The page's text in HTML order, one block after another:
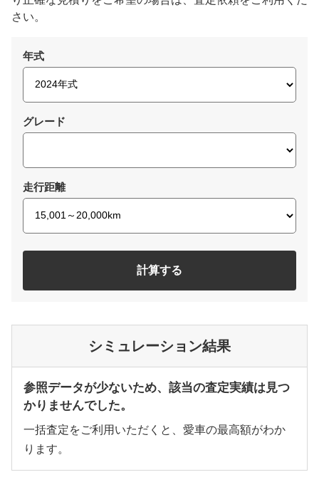
さい。
年式
グレード
走行距離
計算する
シミュレーション結果
参照データが少ないため、該当の査定実績は見つ
かりませんでした。
一括査定をご利用いただくと、愛車の最高額がわか
ります。